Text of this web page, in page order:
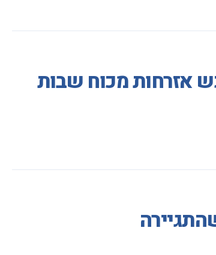
אזרחות מכוח שבות